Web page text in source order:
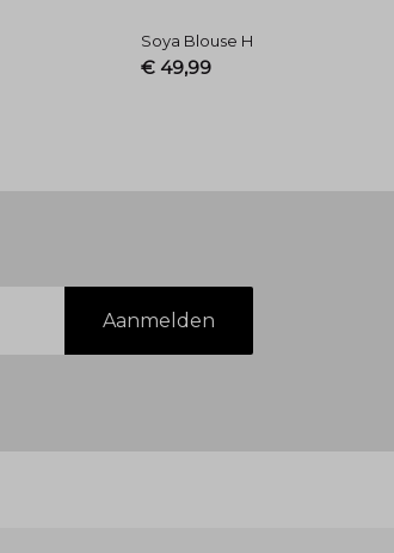
Soya Blouse Halia 2
€ 49,99
Aanmelden